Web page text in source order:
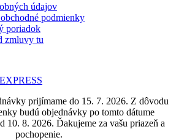
údajov
podmienky
poriadok
zmluvy tu
prijímame do 15. 7. 2026. Z dôvodu
budú objednávky po tomto dátume
10. 8. 2026. Ďakujeme za vašu priazeň a
pochopenie.